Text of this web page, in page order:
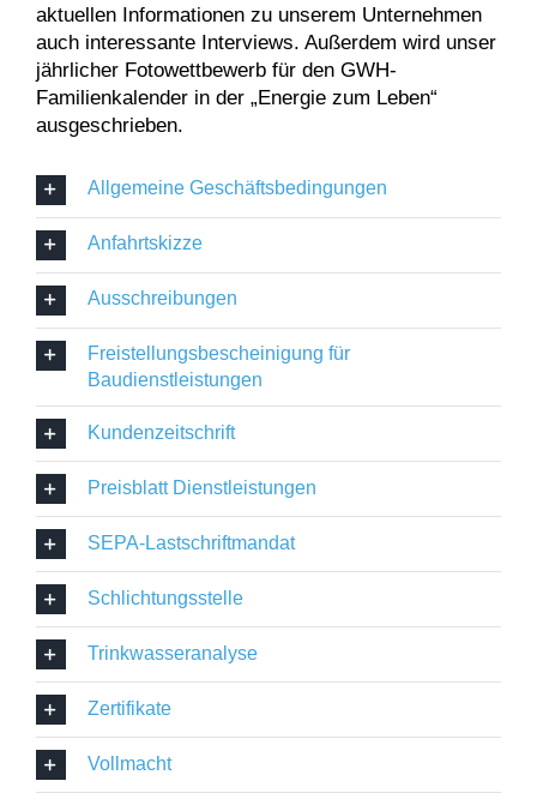
aktuellen Informationen zu unserem Unternehmen
auch interessante Interviews. Außerdem wird unser
jährlicher Fotowettbewerb für den GWH-
Familienkalender in der „Energie zum Leben“
ausgeschrieben.
Allgemeine Geschäftsbedingungen
Anfahrtskizze
Ausschreibungen
Freistellungsbescheinigung für
Baudienstleistungen
Kundenzeitschrift
Preisblatt Dienstleistungen
SEPA-Lastschriftmandat
Schlichtungsstelle
Trinkwasseranalyse
Zertifikate
Vollmacht